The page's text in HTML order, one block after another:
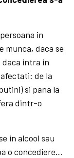
in
munca, daca se
intra in
de la
si pana la
dintr-o
in alcool sau
o concediere…